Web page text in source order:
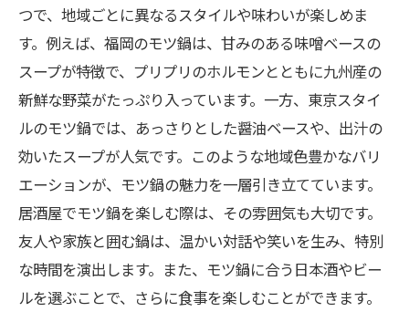
つで、地域ごとに異なるスタイルや味わいが楽しめま
す。例えば、福岡のモツ鍋は、甘みのある味噌ベースの
スープが特徴で、プリプリのホルモンとともに九州産の
新鮮な野菜がたっぷり入っています。一方、東京スタイ
ルのモツ鍋では、あっさりとした醤油ベースや、出汁の
効いたスープが人気です。このような地域色豊かなバリ
エーションが、モツ鍋の魅力を一層引き立てています。
居酒屋でモツ鍋を楽しむ際は、その雰囲気も大切です。
友人や家族と囲む鍋は、温かい対話や笑いを生み、特別
な時間を演出します。また、モツ鍋に合う日本酒やビー
ルを選ぶことで、さらに食事を楽しむことができます。